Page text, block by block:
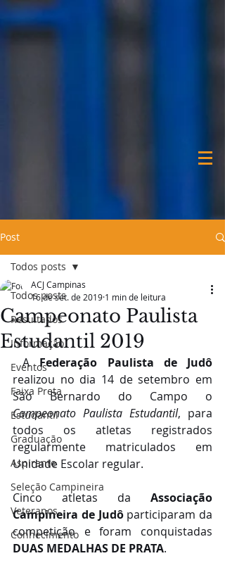
Post
Todos posts
Resultados
Informação
Eventos
Faixa Preta
Estudantil
Graduação
Aspirante
Seleção Campineira
Veteranos
Conhecimento
Todos posts
Campeonato Paulista
Estudantil 2019
ACJ Campinas
16 de set. de 2019 1 min de leitura
A Federação Paulista de Judô
realizou no dia 14 de setembro em
Campeonato Paulista Estudantil, para
todos os atletas registrados
regularmente matriculados em
Unidade Escolar regular.
Cinco atletas da Associação
Campineira de Judô participaram da
DUAS MEDALHAS DE PRATA.